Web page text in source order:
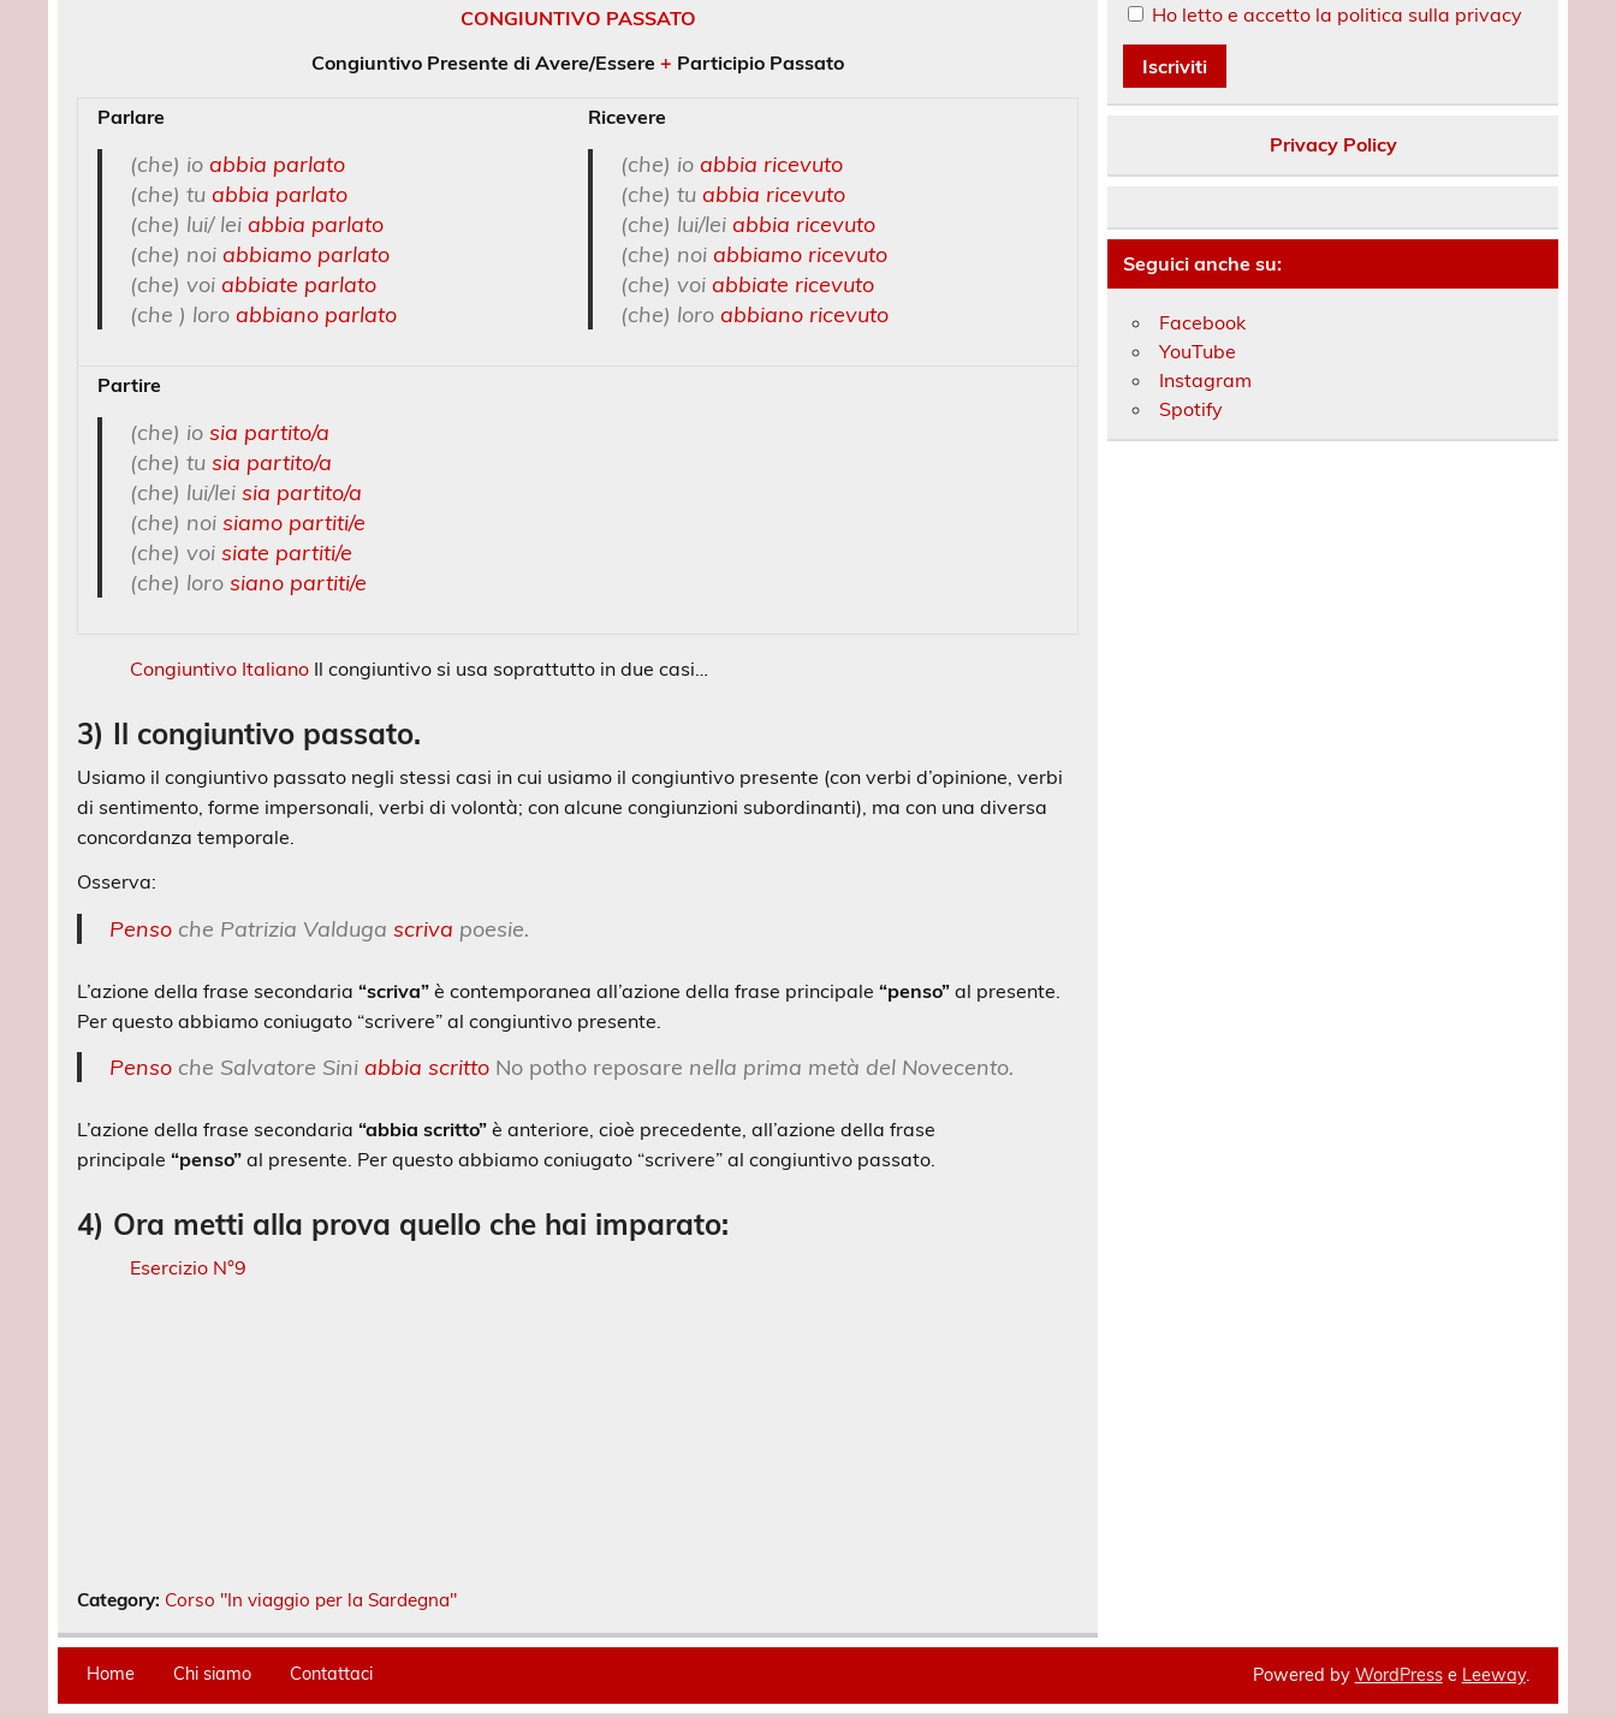
diminuire
volume.
CONGIUNTIVO PASSATO
Congiuntivo Presente di Avere/Essere+ Participio Passato
Parlare
(che) io abbia parlato
(che) tu abbia parlato
(che) lui/ lei abbia parlato
(che) noi abbiamo parlato
(che) voi abbiate parlato
(che ) loro abbiano parlato
Ricevere
(che) io abbia ricevuto
(che) tu abbia ricevuto
(che) lui/lei abbia ricevuto
(che) noi abbiamo ricevuto
(che) voi abbiate ricevuto
(che) loro abbiano ricevuto
Partire
(che) io sia partito/a
(che) tu sia partito/a
(che) lui/lei sia partito/a
(che) noi siamo partiti/e
(che) voi siate partiti/e
(che) loro siano partiti/e
Congiuntivo Italiano Il congiuntivo si usa soprattutto in due casi…
3) Il congiuntivo passato.
Usiamo il congiuntivo passato negli stessi casi in cui usiamo il congiuntivo presente (con verbi d’opinione, verbi
di sentimento, forme impersonali, verbi di volontà; con alcune congiunzioni subordinanti), ma con una diversa
concordanza temporale.
Osserva:
Pensoche Patrizia Valduga scriva poesie.
L’azione della frase secondaria“scriva” è contemporanea all’azione della frase principale“penso” al presente.
Per questo abbiamo coniugato “scrivere” al congiuntivo presente.
Pensoche Salvatore Sini abbia scritto No potho reposare nella prima metà del Novecento.
L’azione della frase secondaria“abbia scritto” è anteriore, cioè precedente, all’azione della frase
principale“penso” al presente. Per questo abbiamo coniugato “scrivere” al congiuntivo passato.
4) Ora metti alla prova quello che hai imparato:
Esercizio N°9
Category: Corso "In viaggio per la Sardegna"
Ho letto e accetto la politica sulla privacy
Privacy Policy
Seguici anche su:
Facebook
YouTube
Instagram
Spotify
Home Chi siamo Contattaci Powered by WordPresse Leeway.